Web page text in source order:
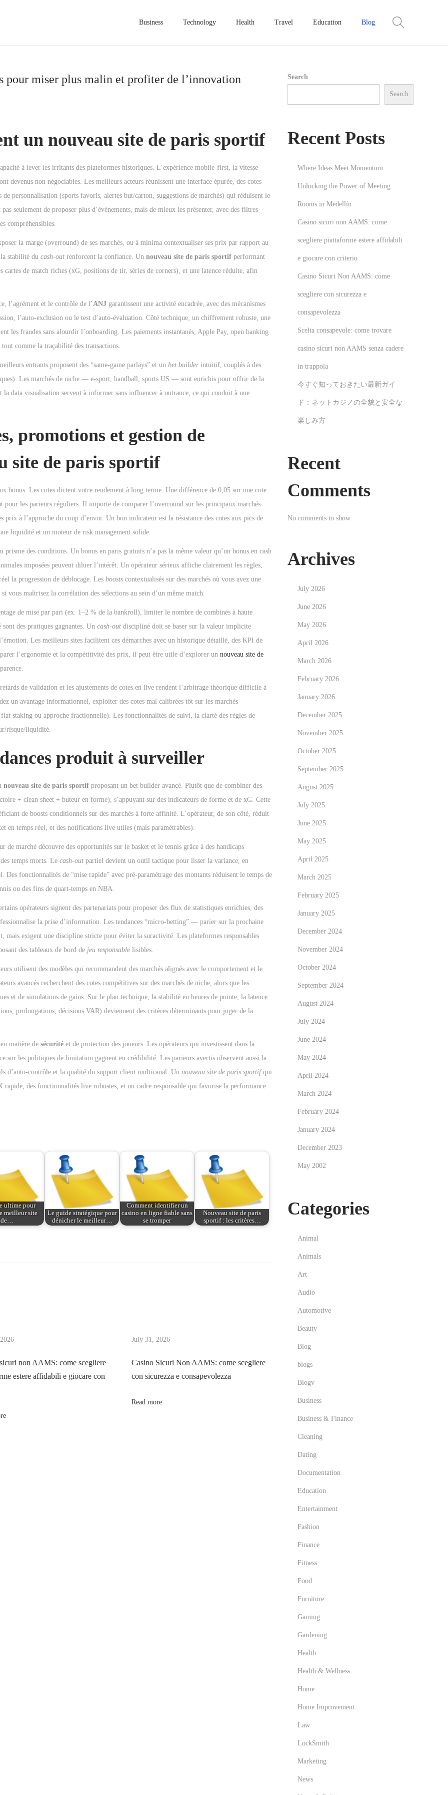
Business Technology Health Travel Education Blog
pour miser plus malin et profiter de l’innovation
un nouveau site de paris sportif
à lever les irritants des plateformes historiques. L’expérience mobile-first, la vitesse
devenus non négociables. Les meilleurs acteurs réunissent une interface épurée, des cotes
de personnalisation (sports favoris, alertes but/carton, suggestions de marchés) qui réduisent le
seulement de proposer plus d’événements, mais de mieux les présenter, avec des filtres
compréhensibles.
la marge (overround) de ses marchés, ou à minima contextualiser ses prix par rapport au
stabilité du cash-out renforcent la confiance. Un nouveau site de paris sportif performant
cartes de match riches (xG, positions de tir, séries de corners), et une latence réduite, afin
l’agrément et le contrôle de l’ANJ garantissent une activité encadrée, avec des mécanismes
l’auto-exclusion ou le test d’auto-évaluation. Côté technique, un chiffrement robuste, une
les fraudes sans alourdir l’onboarding. Les paiements instantanés, Apple Pay, open banking
comme la traçabilité des transactions.
entrants proposent des “same-game parlays” et un bet builderintuitif, couplés à des
Les marchés de niche — e-sport, handball, sports US — sont enrichis pour offrir de la
data visualisation servent à informer sans influencer à outrance, ce qui conduit à une
promotions et gestion de
site de paris sportif
bonus. Les cotes dictent votre rendement à long terme. Une différence de 0,05 sur une cote
pour les parieurs réguliers. Il importe de comparer l’overround sur les principaux marchés
à l’approche du coup d’envoi. Un bon indicateur est la résistance des cotes aux pics de
liquidité et un moteur de risk management solide.
prisme des conditions. Un bonus en paris gratuits n’a pas la même valeur qu’un bonus en cash
imposées peuvent diluer l’intérêt. Un opérateur sérieux affiche clairement les règles,
la progression de déblocage. Les boosts contextualisés sur des marchés où vous avez une
vous maîtrisez la corrélation des sélections au sein d’un même match.
de mise par pari (ex. 1–2 % de la bankroll), limiter le nombre de combinés à haute
des pratiques gagnantes. Un cash-out discipliné doit se baser sur la valeur implicite
Les meilleurs sites facilitent ces démarches avec un historique détaillé, des KPI de
l’ergonomie et la compétitivité des prix, il peut être utile d’explorer un nouveau site de
de validation et les ajustements de cotes en live rendent l’arbitrage théorique difficile à
un avantage informationnel, exploiter des cotes mal calibrées tôt sur les marchés
staking ou approche fractionnelle). Les fonctionnalités de suivi, la clarté des règles de
risque/liquidité.
produit à surveiller
nouveau site de paris sportif proposant un bet builder avancé. Plutôt que de combiner des
+ clean sheet + buteur en forme), s’appuyant sur des indicateurs de forme et de xG. Cette
de boosts conditionnels sur des marchés à forte affinité. L’opérateur, de son côté, réduit
en temps réel, et des notifications live utiles (mais paramétrables).
marché découvre des opportunités sur le basket et le tennis grâce à des handicaps
temps morts. Le cash-out partiel devient un outil tactique pour lisser la variance, en
fonctionnalités de “mise rapide” avec pré-paramétrage des montants réduisent le temps de
ou des fins de quart-temps en NBA.
opérateurs signent des partenariats pour proposer des flux de statistiques enrichies, des
la prise d’information. Les tendances “micro-betting” — parier sur la prochaine
exigent une discipline stricte pour éviter la suractivité. Les plateformes responsables
des tableaux de bord de jeu responsable lisibles.
utilisent des modèles qui recommandent des marchés alignés avec le comportement et le
avancés recherchent des cotes compétitives sur des marchés de niche, alors que les
et de simulations de gains. Sur le plan technique, la stabilité en heures de pointe, la latence
prolongations, décisions VAR) deviennent des critères déterminants pour juger de la
matière de sécurité et de protection des joueurs. Les opérateurs qui investissent dans la
sur les politiques de limitation gagnent en crédibilité. Les parieurs avertis observent aussi la
d’auto-contrôle et la qualité du support client multicanal. Un nouveau site de paris sportifqui
rapide, des fonctionnalités live robustes, et un cadre responsable qui favorise la performance
ultime pour
meilleur site
de…
Le guide stratégique pour
dénicher le meilleur…
Comment identifier un
casino en ligne fiable sans
se tromper
Nouveau site de paris
sportif : les critères…
non AAMS: come scegliere
estere affidabili e giocare con
July 31, 2026
Casino Sicuri Non AAMS: come scegliere
con sicurezza e consapevolezza
Read more
Search
Search
Recent Posts
Where Ideas Meet Momentum:
Unlocking the Power of Meeting
Rooms in Medellín
Casino sicuri non AAMS: come
scegliere piattaforme estere affidabili
e giocare con criterio
Casino Sicuri Non AAMS: come
scegliere con sicurezza e
consapevolezza
Scelta consapevole: come trovare
casino sicuri non AAMS senza cadere
in trappola
今すぐ知っておきたい最新ガイ
ド：ネットカジノの全貌と安全な
楽しみ方
Recent
Comments
No comments to show.
Archives
July 2026
June 2026
May 2026
April 2026
March 2026
February 2026
January 2026
December 2025
November 2025
October 2025
September 2025
August 2025
July 2025
June 2025
May 2025
April 2025
March 2025
February 2025
January 2025
December 2024
November 2024
October 2024
September 2024
August 2024
July 2024
June 2024
May 2024
April 2024
March 2024
February 2024
January 2024
December 2023
May 2002
Categories
Animal
Animals
Art
Audio
Automotive
Beauty
Blog
blogs
Blogv
Business
Business & Finance
Cleaning
Dating
Documentation
Education
Entertainment
Fashion
Finance
Fitness
Food
Furniture
Gaming
Gardening
Health
Health & Wellness
Home
Home Improvement
Law
LockSmith
Marketing
News